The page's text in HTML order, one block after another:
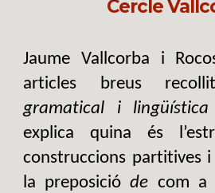
Cercle
Jaume Vallcorba i
articles breus
gramatical i lingüística
explica quina és
construccions partitives
la preposicióde com a